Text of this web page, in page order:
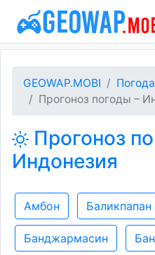
GEOWAP.MOBI
Погода
Прогоноз погоды –
Прогоноз
Индонезия
Амбон Баликпапан
Банджармасин